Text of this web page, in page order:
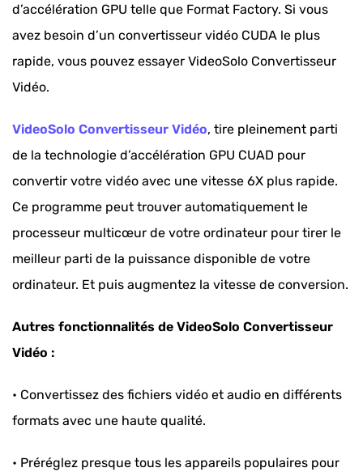
d’accélération GPU telle que Format Factory. Si vous
avez besoin d’un convertisseur vidéo CUDA le plus
rapide, vous pouvez essayer VideoSolo Convertisseur
Vidéo.
VideoSolo Convertisseur Vidéo, tire pleinement parti
de la technologie d’accélération GPU CUAD pour
convertir votre vidéo avec une vitesse 6X plus rapide.
Ce programme peut trouver automatiquement le
processeur multicœur de votre ordinateur pour tirer le
meilleur parti de la puissance disponible de votre
ordinateur. Et puis augmentez la vitesse de conversion.
Autres fonctionnalités de VideoSolo Convertisseur
Vidéo :
• Convertissez des fichiers vidéo et audio en différents
formats avec une haute qualité.
• Préréglez presque tous les appareils populaires pour